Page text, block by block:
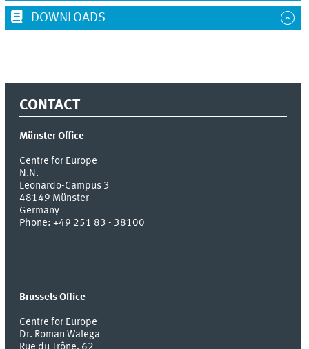
DOWNLOADS
CONTACT
Münster Office
Centre for Europe
N.N.
Leonardo-Campus 3
48149 Münster
Germany
Phone:+49 251 83 - 38100
Brussels Office
Centre for Europe
Dr. Roman Walega
Rue du Trône, 62